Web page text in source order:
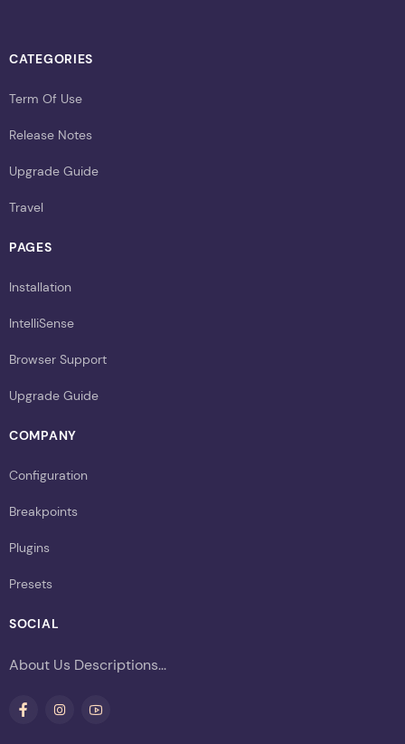
CATEGORIES
Term Of Use
Release Notes
Upgrade Guide
Travel
PAGES
Installation
IntelliSense
Browser Support
Upgrade Guide
COMPANY
Configuration
Breakpoints
Plugins
Presets
SOCIAL
About Us Descriptions...